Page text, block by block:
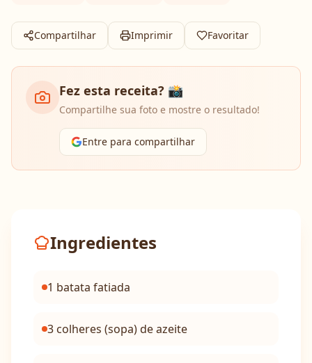
Compartilhar Imprimir Favoritar
Fez esta receita? 📸
Compartilhe sua foto e mostre o resultado!
Entre para compartilhar
Ingredientes
1 batata fatiada
3 colheres (sopa) de azeite